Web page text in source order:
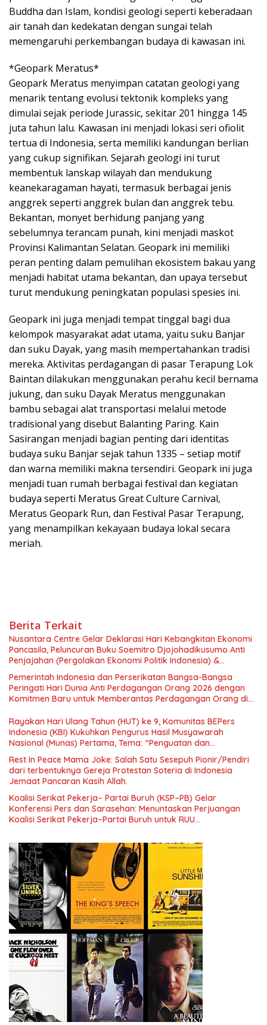
Buddha dan Islam, kondisi geologi seperti keberadaan
air tanah dan kedekatan dengan sungai telah
memengaruhi perkembangan budaya di kawasan ini.
*Geopark Meratus*
Geopark Meratus menyimpan catatan geologi yang
menarik tentang evolusi tektonik kompleks yang
dimulai sejak periode Jurassic, sekitar 201 hingga 145
juta tahun lalu. Kawasan ini menjadi lokasi seri ofiolit
tertua di Indonesia, serta memiliki kandungan berlian
yang cukup signifikan. Sejarah geologi ini turut
membentuk lanskap wilayah dan mendukung
keanekaragaman hayati, termasuk berbagai jenis
anggrek seperti anggrek bulan dan anggrek tebu.
Bekantan, monyet berhidung panjang yang
sebelumnya terancam punah, kini menjadi maskot
Provinsi Kalimantan Selatan. Geopark ini memiliki
peran penting dalam pemulihan ekosistem bakau yang
menjadi habitat utama bekantan, dan upaya tersebut
turut mendukung peningkatan populasi spesies ini.
Geopark ini juga menjadi tempat tinggal bagi dua
kelompok masyarakat adat utama, yaitu suku Banjar
dan suku Dayak, yang masih mempertahankan tradisi
mereka. Aktivitas perdagangan di pasar Terapung Lok
Baintan dilakukan menggunakan perahu kecil bernama
jukung, dan suku Dayak Meratus menggunakan
bambu sebagai alat transportasi melalui metode
tradisional yang disebut Balanting Paring. Kain
Sasirangan menjadi bagian penting dari identitas
budaya suku Banjar sejak tahun 1335 – setiap motif
dan warna memiliki makna tersendiri. Geopark ini juga
menjadi tuan rumah berbagai festival dan kegiatan
budaya seperti Meratus Great Culture Carnival,
Meratus Geopark Run, dan Festival Pasar Terapung,
yang menampilkan kekayaan budaya lokal secara
meriah.
Berita Terkait
Nusantara Centre Gelar Deklarasi Hari Kebangkitan Ekonomi
Pancasila, Peluncuran Buku Soemitro Djojohadikusumo Anti
Penjajahan (Pergolakan Ekonomi Politik Indonesia) &
Simposium Nasional “Urgensi Undang-Undang Perekonomian
Nasional dan Kesejahteraan Sosial dalam Menata Bangsa
Menuju Indonesia Emas 2045”,
Pemerintah Indonesia dan Perserikatan Bangsa-Bangsa
Peringati Hari Dunia Anti Perdagangan Orang 2026 dengan
Komitmen Baru untuk Memberantas Perdagangan Orang di
Rayakan Hari Ulang Tahun (HUT) ke 9, Komunitas BEPers
Indonesia (KBI) Kukuhkan Pengurus Hasil Musyawarah
Nasional (Munas) Pertama, Tema: “Penguatan dan
Pengembangan Organisasi KBI yang Berbasis Riset di seluruh
Indonesia dan Mancanegara”.
Rest In Peace Mama Joke: Salah Satu Sesepuh Pionir/Pendiri
dari terbentuknya Gereja Protestan Soteria di Indonesia
Jemaat Pancaran Kasih Allah.
Koalisi Serikat Pekerja– Partai Buruh (KSP–PB) Gelar
Konferensi Pers dan Sarasehan: Menuntaskan Perjuangan
Koalisi Serikat Pekerja–Partai Buruh untuk RUU